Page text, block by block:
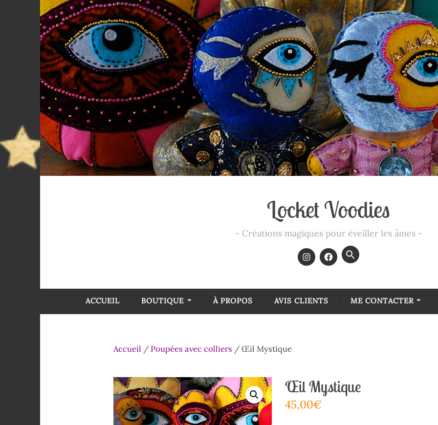
Locket Voodies
Créations magiques pour éveiller les âmes
Search
ACCUEIL BOUTIQUE À PROPOS AVIS CLIENTS ME CONTACTER
Accueil / Poupées avec colliers / Œil Mystique
Œil Mystique
45,00€